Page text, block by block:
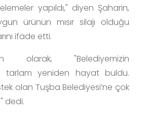
yapıldı," diyen Şaharin,
ürünün mısır silajı olduğu
ifade etti.
olarak, "Belediyemizin
tarlam yeniden hayat buldu.
olan Tuşba Belediyesi’ne çok
dedi.